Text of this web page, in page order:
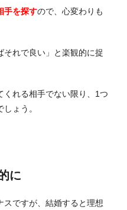
手を探すので、心変わりも
それで良い」と楽観的に捉
くれる相手でない限り、1つ
ょう。
に
スですが、結婚すると理想